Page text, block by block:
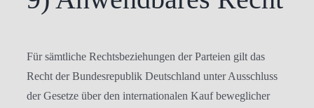
Für sämtliche Rechtsbeziehungen der Parteien gilt das
Recht der Bundesrepublik Deutschland unter Ausschluss
der Gesetze über den internationalen Kauf beweglicher